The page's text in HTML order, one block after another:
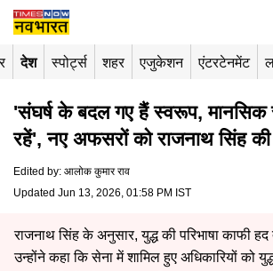
देश स्पोर्ट्स शहर एजुकेशन एंटरटेनमेंट
'संघर्ष के बदल गए हैं स्वरूप, मानसिक
रहें', नए अफसरों को राजनाथ सिंह
Edited by: आलोक कुमार राव
Updated Jun 13, 2026, 01:58 PM IST
राजनाथ सिंह के अनुसार, युद्ध की परिभाषा काफी
उन्होंने कहा कि सेना में शामिल हुए अधिकारियों को